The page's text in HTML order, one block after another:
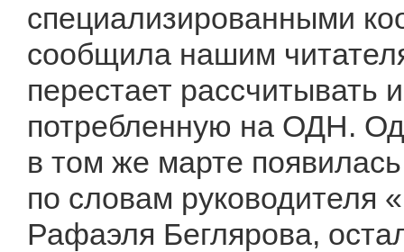
специализированными
сообщила нашим
перестает рассчитывать
потребленную на ОДН.
в том же марте
по словам руководителя
Рафаэля Беглярова,